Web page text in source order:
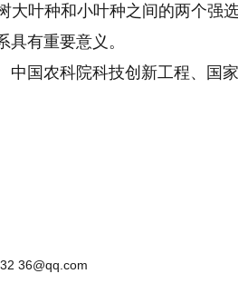
大叶种和小叶种之间 的两个强
有重要意义。
中国农科院科技创新工程、国
36@qq.com